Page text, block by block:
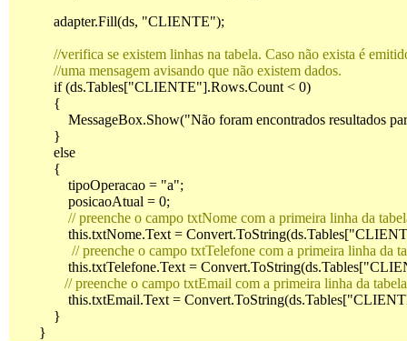
            adapter.Fill(ds, "CLIENTE");
//verifica se existem linhas na tabela. Caso não exista é
            //uma mensagem avisando que não existem dados.
if (ds.Tables["CLIENTE"].Rows.Count < 0)
            {
MessageBox.Show("Não foram encontrados resultados
            }
            else
            {
                tipoOperacao = "a";
                posicaoAtual = 0;
// preenche o campo txtNome com a primeira linha da
this.txtNome.Text =
// preenche o campo txtTelefone com a primeira linha da
this.txtTelefone.Text =
// preenche o campo txtEmail com a primeira linha da
this.txtEmail.Text =
            }
        }